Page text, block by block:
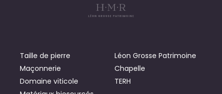
Taille de pierre
Maçonnerie
Domaine viticole
Léon Grosse Patrimoine
Chapelle
TERH